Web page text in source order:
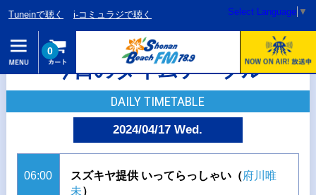
Tuneinで聴く i-コミュラジで聴く Select Language ▼
0
今日のタイムテーブル
DAILY TIMETABLE
2024/04/17 Wed.
06:00 スズキヤ提供 いってらっしゃい（府川唯
未）